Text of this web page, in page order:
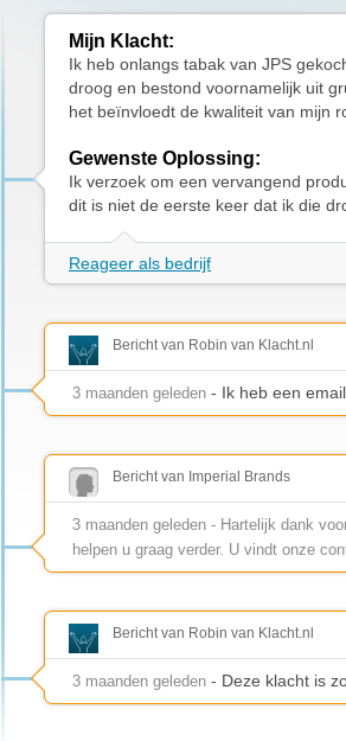
Mijn Klacht:
Ik heb onlangs tabak van JPS
droog en bestond voornamelijk uit
het beïnvloedt de kwaliteit van mijn
Gewenste Oplossing:
Ik verzoek om een vervangend
dit is niet de eerste keer dat ik die
Reageer als bedrijf
Bericht van Robin van Klacht.nl
3 maanden geleden - Ik heb een
Bericht van Imperial Brands
3 maanden geleden - Hartelijk dank
helpen u graag verder. U vindt onze
Bericht van Robin van Klacht.nl
3 maanden geleden - Deze klacht is